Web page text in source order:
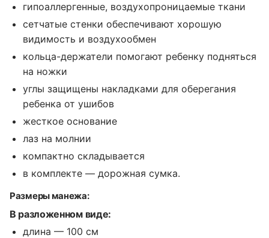
гипоаллергенные, воздухопроницаемые ткани
сетчатые стенки обеспечивают хорошую
видимость и воздухообмен
кольца-держатели помогают ребенку подняться
на ножки
углы защищены накладками для оберегания
ребенка от ушибов
жесткое основание
лаз на молнии
компактно складывается
в комплекте — дорожная сумка.
Размеры манежа:
В разложенном виде:
длина — 100 см